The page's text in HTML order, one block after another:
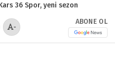
-
ABONE OL